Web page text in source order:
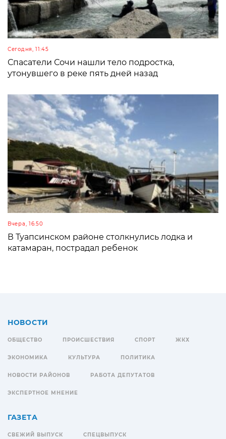
Сегодня, 11:45
Спасатели Сочи нашли тело подростка,
утонувшего в реке пять дней назад
Вчера, 16:50
В Туапсинском районе столкнулись лодка и
катамаран, пострадал ребенок
НОВОСТИ
ОБЩЕСТВО ПРОИСШЕСТВИЯ СПОРТ ЖКХ
ЭКОНОМИКА КУЛЬТУРА ПОЛИТИКА
НОВОСТИ РАЙОНОВ РАБОТА ДЕПУТАТОВ
ЭКСПЕРТНОЕ МНЕНИЕ
ГАЗЕТА
СВЕЖИЙ ВЫПУСК СПЕЦВЫПУСК